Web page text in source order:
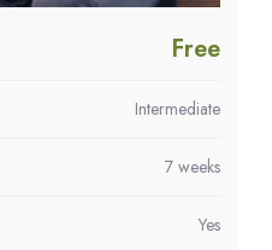
Free
Intermediate
7 weeks
Yes